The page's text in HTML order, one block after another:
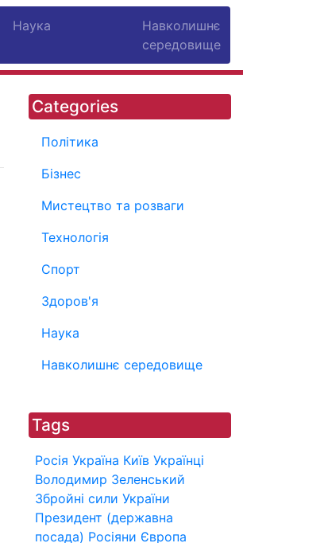
Наука
Навколишнє
середовище
Categories
Політика
Бізнес
Мистецтво та розваги
Технологія
Спорт
Здоров'я
Наука
Навколишнє середовище
Tags
Росія Україна Київ Українці
Володимир Зеленський
Збройні сили України
Президент (державна
посада) Росіяни Європа